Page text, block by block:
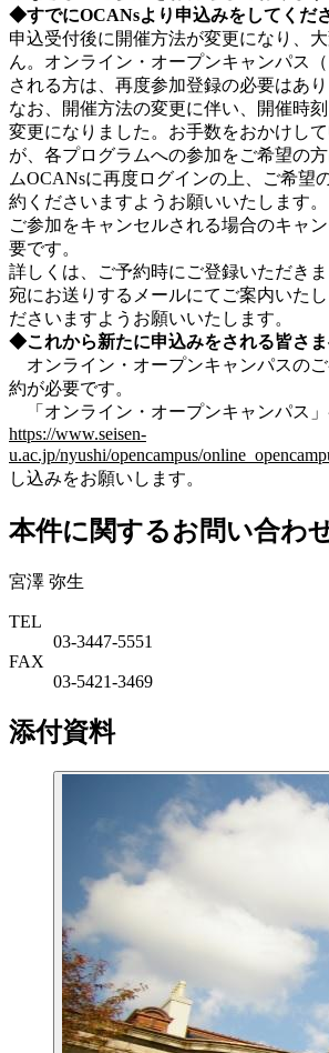
◆すでにOCANsより申込みをしてくだ
申込受付後に開催方法が変更になり、
ん。オンライン・オープンキャンパス
される方は、再度参加登録の必要はあり
なお、開催方法の変更に伴い、開催時
変更になりました。お手数をおかけし
が、各プログラムへの参加をご希望の
ムOCANsに再度ログインの上、ご希望
約くださいますようお願いいたします。
ご参加をキャンセルされる場合のキャ
要です。
詳しくは、ご予約時にご登録いただき
宛にお送りするメールにてご案内いた
ださいますようお願いいたします。
◆これから新たに申込みをされる皆さ
オンライン・オープンキャンパスの
約が必要です。
「オンライン・オープンキャンパス」
https://www.seisen-
u.ac.jp/nyushi/opencampus/
し込みをお願いします。
本件に関するお問い合わ
宮澤 弥生
TEL
03-3447-5551
FAX
03-5421-3469
添付資料